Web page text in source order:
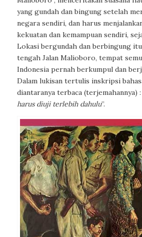
yang gundah dan bingung setelah
negara sendiri, dan harus
kekuatan dan kemampuan sendiri,
Lokasi bergundah dan berbingung
tengah Jalan Malioboro, tempat
Indonesia pernah berkumpul dan
Dalam lukisan tertulis inskripsi
diantaranya terbaca (terjemahannya) :
harus diuji terlebih dahulu”.